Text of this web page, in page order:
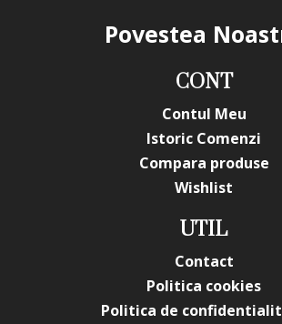
Povestea
CONT
Contul Meu
Istoric Comenzi
Compara produse
Wishlist
UTIL
Contact
Politica cookies
Politica de